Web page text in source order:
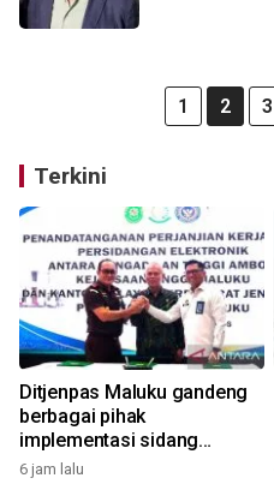
1 2 3
Terkini
Ditjenpas Maluku gandeng
berbagai pihak
implementasi sidang
elektronik dukung
6 jam lalu